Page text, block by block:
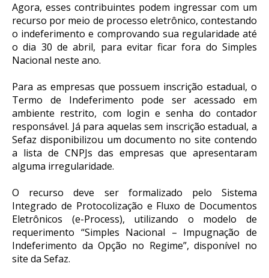
Agora, esses contribuintes podem ingressar com um
recurso por meio de processo eletrônico, contestando
o indeferimento e comprovando sua regularidade até
o dia 30 de abril, para evitar ficar fora do Simples
Nacional neste ano.
Para as empresas que possuem inscrição estadual, o
Termo de Indeferimento pode ser acessado em
ambiente restrito, com login e senha do contador
responsável. Já para aquelas sem inscrição estadual, a
Sefaz disponibilizou um documento no site contendo
a lista de CNPJs das empresas que apresentaram
alguma irregularidade.
O recurso deve ser formalizado pelo Sistema
Integrado de Protocolização e Fluxo de Documentos
Eletrônicos (e-Process), utilizando o modelo de
requerimento “Simples Nacional – Impugnação de
Indeferimento da Opção no Regime”, disponível no
site da Sefaz.